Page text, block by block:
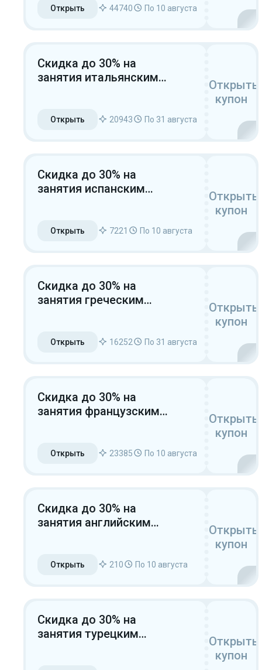
Открыть 44740 По 10 августа
Скидка до 30% на
занятия итальянским
Открыть 20943 По 31 августа
Открыть
купон
Скидка до 30% на
занятия испанским
Открыть 7221 По 10 августа
Открыть
купон
Скидка до 30% на
занятия греческим
Открыть 16252 По 31 августа
Открыть
купон
Скидка до 30% на
занятия французским
Открыть 23385 По 10 августа
Открыть
купон
Скидка до 30% на
занятия английским
Открыть 210 По 10 августа
Открыть
купон
Скидка до 30% на
занятия турецким
Открыть
купон